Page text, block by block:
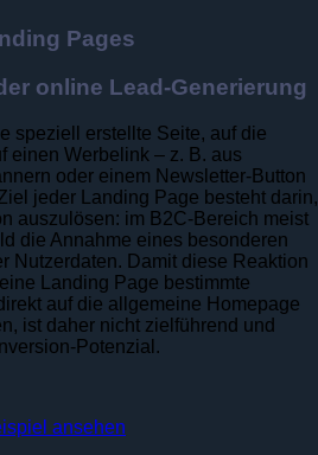
Pages
online Lead-Generierung
speziell erstellte Seite, auf die
einen Werbelink – z. B. aus
oder einem Newsletter-Button
jeder Landing Page besteht darin,
auszulösen: im B2C-Bereich meist
die Annahme eines besonderen
Nutzerdaten. Damit diese Reaktion
Landing Page bestimmte
auf die allgemeine Homepage
ist daher nicht zielführend und
Potenzial.
ansehen